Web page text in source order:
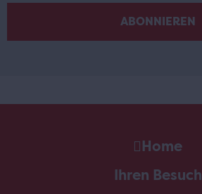
Home
Ihren Besuch